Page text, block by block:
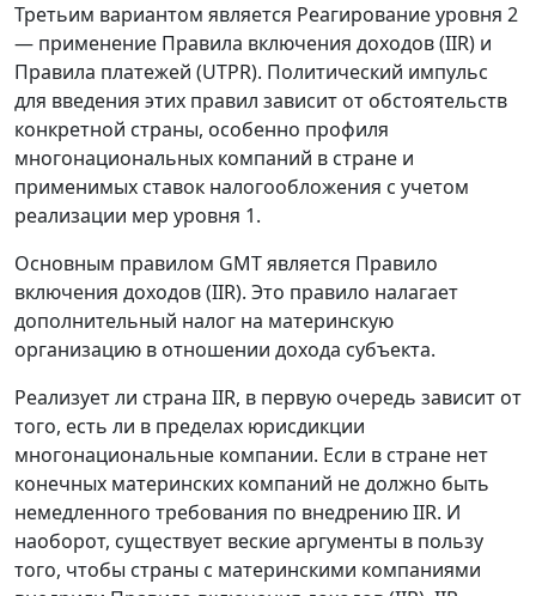
Третьим вариантом является Реагирование уровня 2
— применение Правила включения доходов (IIR) и
Правила платежей (UTPR). Политический импульс
для введения этих правил зависит от обстоятельств
конкретной страны, особенно профиля
многонациональных компаний в стране и
применимых ставок налогообложения с учетом
реализации мер уровня 1.
Основным правилом GMT является Правило
включения доходов (IIR). Это правило налагает
дополнительный налог на материнскую
организацию в отношении дохода субъекта.
Реализует ли страна IIR, в первую очередь зависит от
того, есть ли в пределах юрисдикции
многонациональные компании. Если в стране нет
конечных материнских компаний не должно быть
немедленного требования по внедрению IIR. И
наоборот, существует веские аргументы в пользу
того, чтобы страны с материнскими компаниями